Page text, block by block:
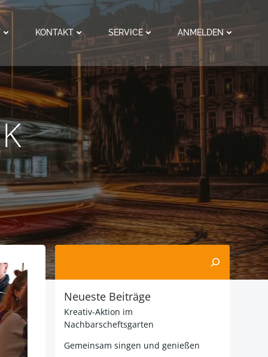
KONTAKT SERVICE ANMELDEN
Suchen
Neueste Beiträge
Kreativ-Aktion im
Nachbarscheftsgarten
Gemeinsam singen und genießen